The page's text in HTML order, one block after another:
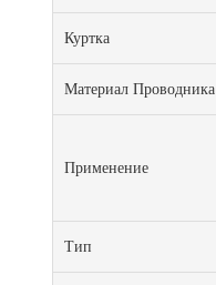
Куртка
Материал Проводника
Применение
Тип